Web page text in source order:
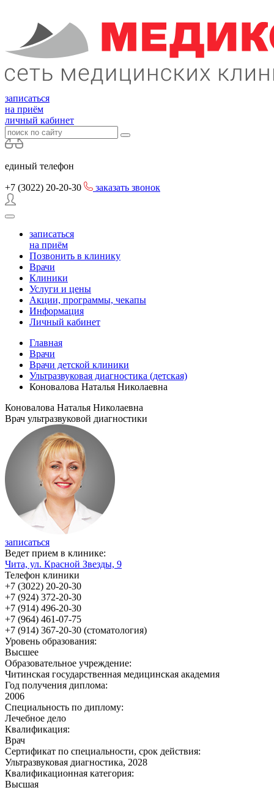
записаться
на приём
личный кабинет
единый телефон
+7 (3022) 20-20-30 заказать звонок
записаться
на приём
Позвонить в клинику
Врачи
Клиники
Услуги и цены
Акции, программы, чекапы
Информация
Личный кабинет
Главная
Врачи
Врачи детской клиники
Ультразвуковая диагностика (детская)
Коновалова Наталья Николаевна
Коновалова Наталья Николаевна
Врач ультразвуковой диагностики
записаться
Ведет прием в клинике:
Чита, ул. Красной Звезды, 9
Телефон клиники
+7 (3022) 20-20-30
+7 (924) 372-20-30
+7 (914) 496-20-30
+7 (964) 461-07-75
+7 (914) 367-20-30 (стоматология)
Уровень образования:
Высшее
Образовательное учреждение:
Читинская государственная медицинская академия
Год получения диплома:
2006
Специальность по диплому:
Лечебное дело
Квалификация:
Врач
Сертификат по специальности, срок действия:
Ультразвуковая диагностика, 2028
Квалификационная категория:
Высшая